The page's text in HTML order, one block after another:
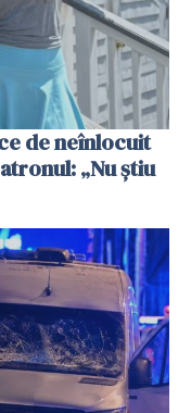
de neînlocuit
„Nu știu